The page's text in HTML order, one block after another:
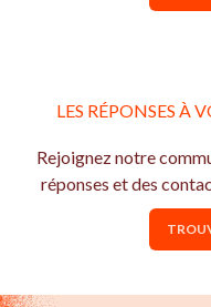
LES RÉPONSES À
Rejoignez notre
réponses et des